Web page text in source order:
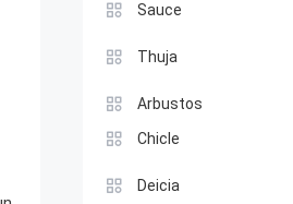
Sauce
Thuja
Arbustos
Chicle
Deicia